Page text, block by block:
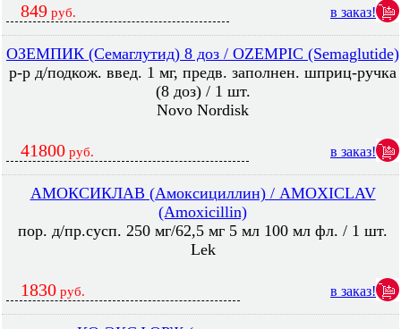
849 руб. в заказ!
ОЗЕМПИК (Семаглутид) 8 доз / OZEMPIC (Semaglutide)
р-р д/подкож. введ. 1 мг, предв. заполнен. шприц-ручка
(8 доз) / 1 шт.
Novo Nordisk
41800 руб. в заказ!
АМОКСИКЛАВ (Амоксициллин) / AMOXICLAV
(Amoxicillin)
пор. д/пр.сусп. 250 мг/62,5 мг 5 мл 100 мл фл. / 1 шт.
Lek
1830 руб. в заказ!